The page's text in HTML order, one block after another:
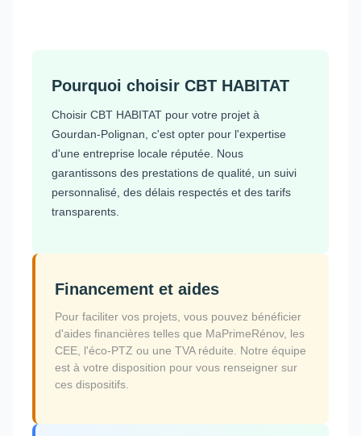
Pourquoi choisir CBT HABITAT
Choisir CBT HABITAT pour votre projet à
Gourdan-Polignan, c'est opter pour l'expertise
d'une entreprise locale réputée. Nous
garantissons des prestations de qualité, un suivi
personnalisé, des délais respectés et des tarifs
transparents.
Financement et aides
Pour faciliter vos projets, vous pouvez bénéficier
d'aides financières telles que MaPrimeRénov, les
CEE, l'éco-PTZ ou une TVA réduite. Notre équipe
est à votre disposition pour vous renseigner sur
ces dispositifs.